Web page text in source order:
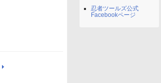
忍者ツールズ公式
Facebookページ